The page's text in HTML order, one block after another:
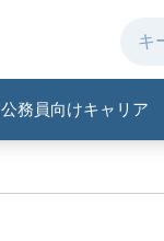
公務員向けキャリア